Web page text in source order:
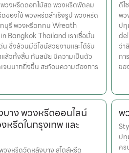
พวงหรีดดอกไม้สด พวงหรีดพัดลม
ของใช้ พวงหรีดสำเร็จรูป พวงหรีด
บุรี พวงหรีดกทม Wreath
Bangkok Thailand เราเชื่อมั่น
น ซึ่งล้วนมีดีไซน์สวยงามและได้รับ
ล้วทั้งสิ้น ทันสมัย มีความเป็นตัว
จนมากยิ่งขึ้น สะท้อนความต้องการ
ดีไ
พว
ป
ว่า
กา
ขอ
าง พวงหรีดออนไลน์
รีดในกรุงเทพ และ
งหรีดวัดหลังบาง สไตล์หรีด
พ
ปทุ
คร